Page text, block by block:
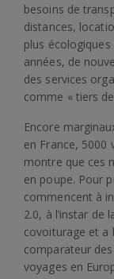
besoins de
distances,
plus
années, de
des services
comme « tiers
Encore
en France, 5000
montre que ces
en poupe. Pour
commencent à
2.0, à l’instar de
covoiturage et a
comparateur
voyages en